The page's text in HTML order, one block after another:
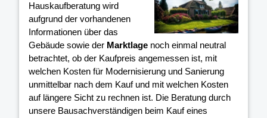
Hauskaufberatung wird
aufgrund der vorhandenen
Informationen über das
Gebäude sowie der Marktlage noch einmal neutral
betrachtet, ob der Kaufpreis angemessen ist, mit
welchen Kosten für Modernisierung und Sanierung
unmittelbar nach dem Kauf und mit welchen Kosten
auf längere Sicht zu rechnen ist. Die Beratung durch
unsere Bausachverständigen beim Kauf eines